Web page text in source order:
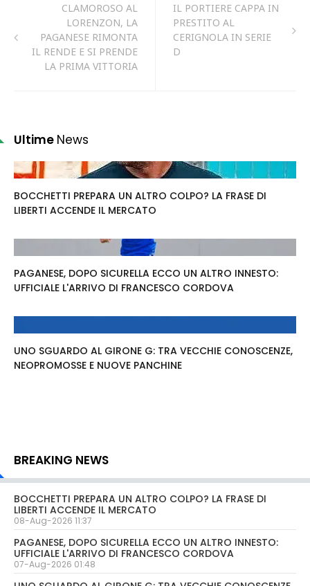
CLAMOROSO AL
LORENZON, LA
PAGANESE RIMONTA
IL RENDE E SI PRENDE
LA PRIMA VITTORIA
IL PORTIERE CAPPA IN
PRESTITO AL
CERIGNOLA IN SERIE
D
Ultime News
BOCCHETTI PREPARA UN ALTRO COLPO? LA FRASE DI
LIBERTI ACCENDE IL MERCATO
PAGANESE, DOPO SICURELLA ECCO UN ALTRO INNESTO:
UFFICIALE L'ARRIVO DI FRANCESCO CORDOVA
UNO SGUARDO AL GIRONE G: TRA VECCHIE CONOSCENZE,
NEOPROMOSSE E NUOVE PANCHINE
BREAKING NEWS
BOCCHETTI PREPARA UN ALTRO COLPO? LA FRASE DI
LIBERTI ACCENDE IL MERCATO
08-Aug-2026 11:37
PAGANESE, DOPO SICURELLA ECCO UN ALTRO INNESTO:
UFFICIALE L'ARRIVO DI FRANCESCO CORDOVA
07-Aug-2026 01:48